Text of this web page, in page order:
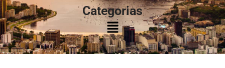
Categorias